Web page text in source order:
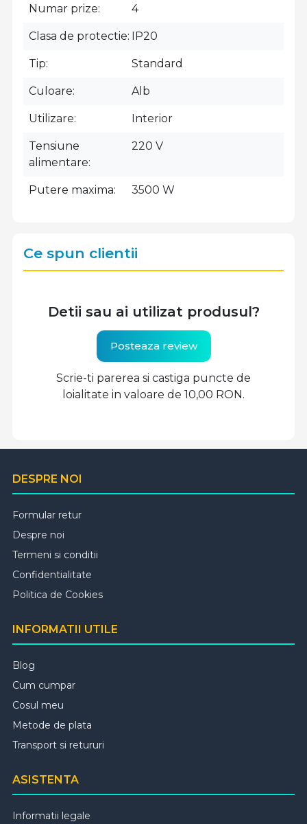
Numar prize 4
Clasa de protectie IP20
Tip Standard
Culoare Alb
Utilizare Interior
Tensiune
alimentare
220 V
Putere maxima 3500 W
Ce spun clientii
Detii sau ai utilizat produsul?
Posteaza review
Scrie-ti parerea si castiga puncte de
loialitate in valoare de 10,00 RON.
DESPRE NOI
Formular retur
Despre noi
Termeni si conditii
Confidentialitate
Politica de Cookies
INFORMATII UTILE
Blog
Cum cumpar
Cosul meu
Metode de plata
Transport si retururi
ASISTENTA
Informatii legale